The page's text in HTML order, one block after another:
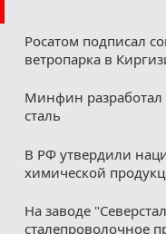
Росатом подписал
ветропарка в
Минфин разработал
сталь
В РФ утвердили
химической
На заводе
сталепроволочное